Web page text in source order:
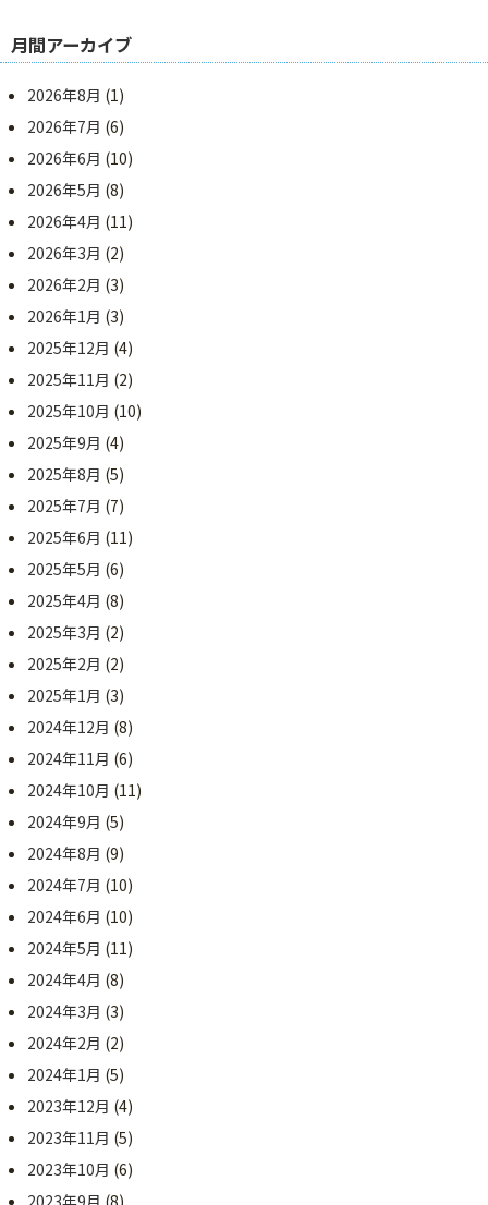
月間アーカイブ
2026年8月 (1)
2026年7月 (6)
2026年6月 (10)
2026年5月 (8)
2026年4月 (11)
2026年3月 (2)
2026年2月 (3)
2026年1月 (3)
2025年12月 (4)
2025年11月 (2)
2025年10月 (10)
2025年9月 (4)
2025年8月 (5)
2025年7月 (7)
2025年6月 (11)
2025年5月 (6)
2025年4月 (8)
2025年3月 (2)
2025年2月 (2)
2025年1月 (3)
2024年12月 (8)
2024年11月 (6)
2024年10月 (11)
2024年9月 (5)
2024年8月 (9)
2024年7月 (10)
2024年6月 (10)
2024年5月 (11)
2024年4月 (8)
2024年3月 (3)
2024年2月 (2)
2024年1月 (5)
2023年12月 (4)
2023年11月 (5)
2023年10月 (6)
2023年9月 (8)